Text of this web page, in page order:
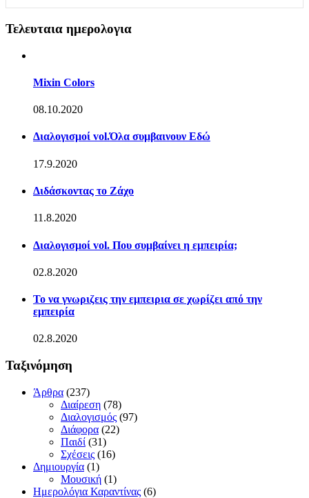
Τελευταια ημερολογια
Mixin Colors
08.10.2020
Διαλογισμοί vol.Όλα συμβαινουν Εδώ
17.9.2020
Διδάσκοντας το Ζάχο
11.8.2020
Διαλογισμοί vol. Που συμβαίνει η εμπειρία;
02.8.2020
Το να γνωριζεις την εμπειρια σε χωρίζει από την
εμπειρία
02.8.2020
Ταξινόμηση
Άρθρα (237)
Διαίρεση (78)
Διαλογισμός (97)
Διάφορα (22)
Παιδί (31)
Σχέσεις (16)
Δημιουργία (1)
Μουσική (1)
Ημερολόγια Καραντίνας (6)